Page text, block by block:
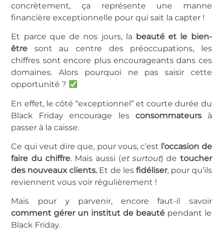
concrètement, ça représente une manne
financière exceptionnelle pour qui sait la capter !
Et parce que de nos jours, la beauté et le bien-
être sont au centre des préoccupations, les
chiffres sont encore plus encourageants dans ces
domaines. Alors pourquoi ne pas saisir cette
opportunité ?
En effet, le côté “exceptionnel” et courte durée du
Black Friday encourage les consommateursà
passer à la caisse.
Ce qui veut dire que, pour vous, c’est l’occasion de
faire du chiffre. Mais aussi (et surtout) de toucher
des nouveaux clients. Et de les fidéliser, pour qu’ils
reviennent vous voir régulièrement !
Mais pour y parvenir, encore faut-il savoir
comment gérer un institut de beautépendant le
Black Friday.